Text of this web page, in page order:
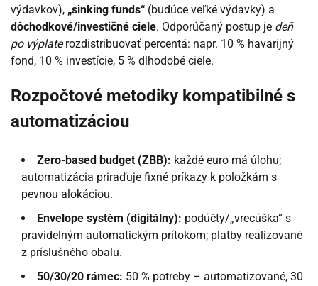
výdavkov), „sinking funds“ (budúce veľké výdavky) a
dôchodkové/investičné ciele. Odporúčaný postup je deň
po výplaterozdistribuovať percentá: napr. 10 % havarijný
fond, 10 % investície, 5 % dlhodobé ciele.
Rozpočtové metodiky kompatibilné s
automatizáciou
Zero-based budget (ZBB): každé euro má úlohu;
automatizácia priraďuje fixné príkazy k položkám s
pevnou alokáciou.
Envelope systém (digitálny): podúčty/„vrecúška“ s
pravidelným automatickým prítokom; platby realizované
z príslušného obalu.
50/30/20 rámec: 50 % potreby – automatizované, 30